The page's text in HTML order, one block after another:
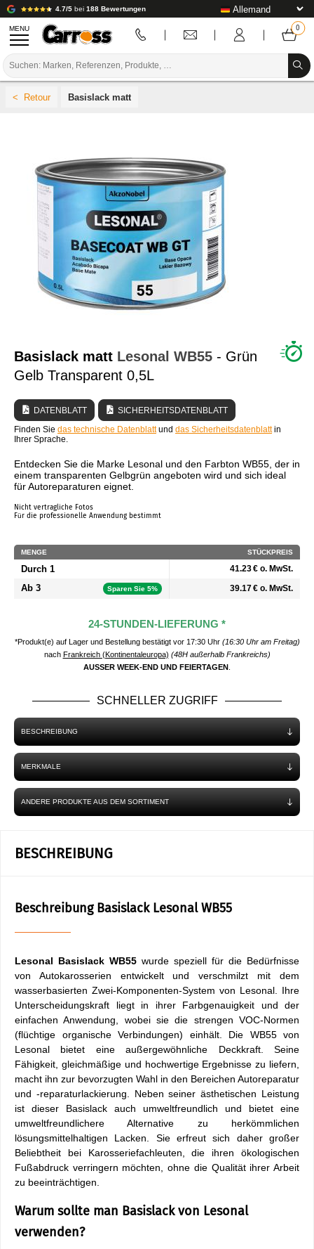
4.7/5 bei 188 Bewertungen
MENU
VORBEREITUNG / BASISLACK / FERTIGSTELLUNG
KAROSSERIE-VERBRAUCHSMATERIAL
KAROSSERIE-WERKZEUG
AUSSTATTUNG DER KAROSSERIEWERKSTATT
LABOREINRICHTUNG
TUTORIAL & TIPPS
Basislack matt
Basislack matt Lesonal WB55 - Grün
Gelb Transparent 0,5L
DATENBLATT
SICHERHEITSDATENBLATT
Finden Sie das technische Datenblattund das Sicherheitsdatenblattin
Ihrer Sprache.
Entdecken Sie die Marke Lesonal und den Farbton WB55, der in
einem transparenten Gelbgrün angeboten wird und sich ideal
für Autoreparaturen eignet.
Nicht vertragliche Fotos
Für die professionelle Anwendung bestimmt
MENGE STÜCKPREIS
Durch 1 41.23 € o. MwSt.
Ab 3 Sparen Sie 5% 39.17 € o. MwSt.
24-STUNDEN-LIEFERUNG *
*Produkt(e) auf Lager und Bestellung bestätigt vor 17:30 Uhr (16:30 Uhr am Freitag)
nach Frankreich (Kontinentaleuropa) (48H außerhalb Frankreichs)
AUSSER WEEK-END UND FEIERTAGEN
SCHNELLER ZUGRIFF
BESCHREIBUNG
MERKMALE
ANDERE PRODUKTE AUS DEM SORTIMENT
BESCHREIBUNG
Beschreibung Basislack Lesonal WB55
Lesonal Basislack WB55 wurde speziell für die Bedürfnisse
von Autokarosserien entwickelt und verschmilzt mit dem
wasserbasierten Zwei-Komponenten-System von Lesonal. Ihre
Unterscheidungskraft liegt in ihrer Farbgenauigkeit und der
einfachen Anwendung, wobei sie die strengen VOC-Normen
(flüchtige organische Verbindungen) einhält. Die WB55 von
Lesonal bietet eine außergewöhnliche Deckkraft. Seine
Fähigkeit, gleichmäßige und hochwertige Ergebnisse zu liefern,
macht ihn zur bevorzugten Wahl in den Bereichen Autoreparatur
und -reparaturlackierung. Neben seiner ästhetischen Leistung
ist dieser Basislack auch umweltfreundlich und bietet eine
umweltfreundlichere Alternative zu herkömmlichen
lösungsmittelhaltigen Lacken. Sie erfreut sich daher großer
Beliebtheit bei Karosseriefachleuten, die ihren ökologischen
Fußabdruck verringern möchten, ohne die Qualität ihrer Arbeit
zu beeinträchtigen.
Warum sollte man Basislack von Lesonal
verwenden?